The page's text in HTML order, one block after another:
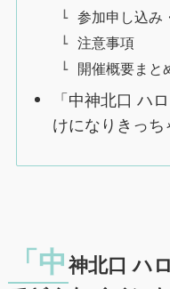
参加申し込み
注意事項
開催概要まと
「中神北口 ハ
けになりきっち
「中 神北口 ハ